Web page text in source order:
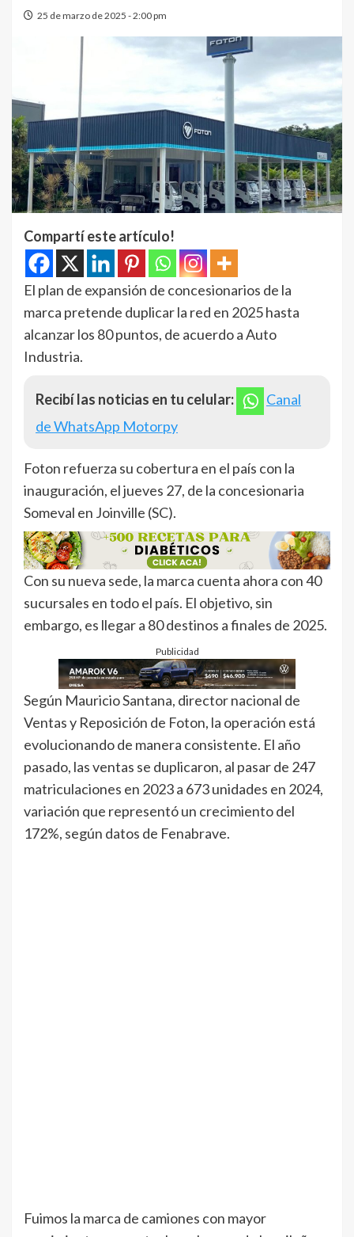
25 de marzo de 2025 - 2:00 pm
Compartí este artículo!
El plan de expansión de concesionarios de la
marca pretende duplicar la red en 2025 hasta
alcanzar los 80 puntos, de acuerdo a Auto
Industria.
Recibí las noticias en tu celular:
Canal
de WhatsApp Motorpy
Foton refuerza su cobertura en el país con la
inauguración, el jueves 27, de la concesionaria
Someval en Joinville (SC).
Con su nueva sede, la marca cuenta ahora con 40
sucursales en todo el país. El objetivo, sin
embargo, es llegar a 80 destinos a finales de 2025.
Publicidad
Según Mauricio Santana, director nacional de
Ventas y Reposición de Foton, la operación está
evolucionando de manera consistente. El año
pasado, las ventas se duplicaron, al pasar de 247
matriculaciones en 2023 a 673 unidades en 2024,
variación que representó un crecimiento del
172%, según datos de Fenabrave.
Fuimos la marca de camiones con mayor